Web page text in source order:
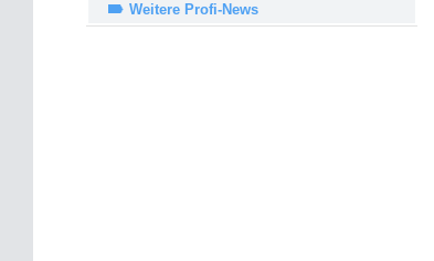
Weitere Profi-News